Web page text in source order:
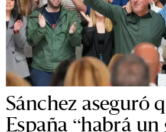
Sánchez aseguró
España “habrá